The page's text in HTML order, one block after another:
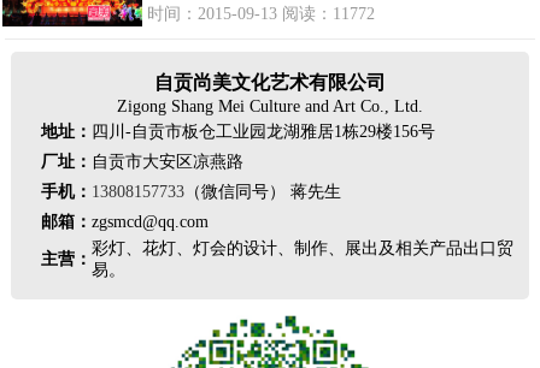
时间：2015-09-13 阅读：11772
自贡尚美文化艺术有限公司
Zigong Shang Mei Culture and Art Co., Ltd.
地址： 四川-自贡市板仓工业园龙湖雅居1栋29楼156号
厂址： 自贡市大安区凉燕路
手机： 13808157733（微信同号） 蒋先生
邮箱： zgsmcd@qq.com
主营：
彩灯、花灯、灯会的设计、制作、展出及相关产品出口贸
易。